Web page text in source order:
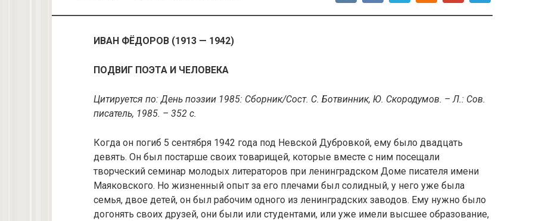
ИВАН ФЁДОРОВ (1913 — 1942)
ПОДВИГ ПОЭТА И ЧЕЛОВЕКА
Цитируется по: День поэзии 1985: Сборник/Сост. С. Ботвинник, Ю. Скородумов. – Л.: Сов.
писатель, 1985. – 352 с.
Когда он погиб 5 сентября 1942 года под Невской Дубровкой, ему было двадцать
девять. Он был постарше своих товарищей, которые вместе с ним посещали
творческий семинар молодых литераторов при ленинградском Доме писателя имени
Маяковского. Но жизненный опыт за его плечами был солидный, у него уже была
семья, двое детей, он был рабочим одного из ленинградских заводов. Ему нужно было
догонять своих друзей, они были или студентами, или уже имели высшее образование,